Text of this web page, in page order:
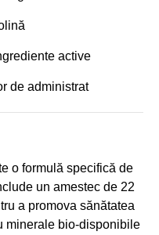
active
de administrat
o formulă specifică de
un amestec de 22
a promova sănătatea
minerale bio-disponibile